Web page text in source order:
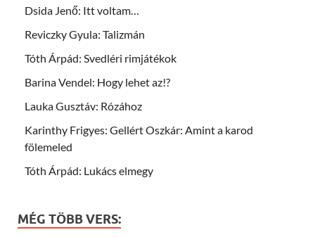
Dsida Jenő: Itt voltam…
Reviczky Gyula: Talizmán
Tóth Árpád: Svedléri rimjátékok
Barina Vendel: Hogy lehet az!?
Lauka Gusztáv: Rózához
Karinthy Frigyes: Gellért Oszkár: Amint a karod
fölemeled
Tóth Árpád: Lukács elmegy
MÉG TÖBB VERS: